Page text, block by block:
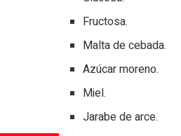
Fructosa.
Malta de cebada.
Azúcar moreno.
Miel.
Jarabe de arce.